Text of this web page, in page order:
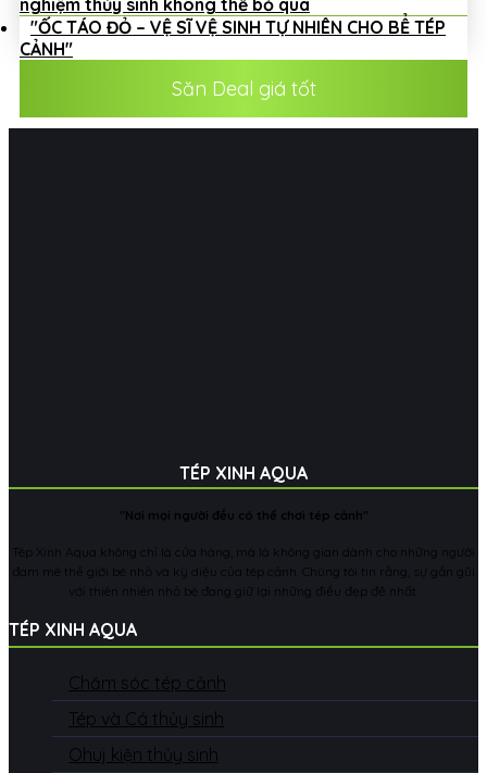
nghiệm thủy sinh không thể bỏ qua
"ỐC TÁO ĐỎ – VỆ SĨ VỆ SINH TỰ NHIÊN CHO BỂ TÉP
CẢNH"
Săn Deal giá tốt
TÉP XINH AQUA
"Nơi mọi người đều có thể chơi tép cảnh"
Tép Xinh Aqua không chỉ là cửa hàng, mà là không gian dành cho những người
đam mê thế giới bé nhỏ và kỳ diệu của tép cảnh. Chúng tôi tin rằng, sự gần gũi
với thiên nhiên nhỏ bé đang giữ lại những điều đẹp đẽ nhất.
TÉP XINH AQUA
Chăm sóc tép cảnh
Tép và Cá thủy sinh
Ohuj kiện thủy sinh